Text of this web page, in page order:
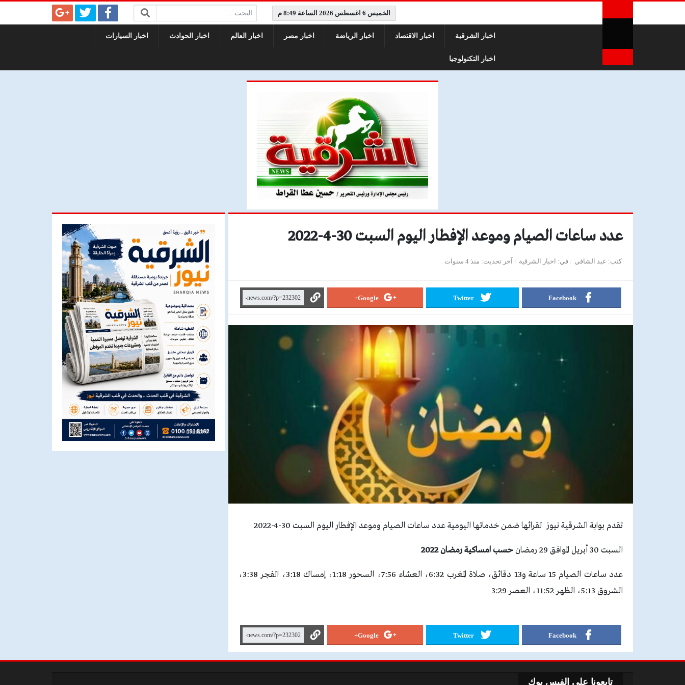
الخميس 6 اغسطس 2026 الساعة 8:49 م البحث:
اخبار الشرقية اخبار الاقتصاد اخبار الرياضة اخبار مصر اخبار العالم اخبار الحوادث اخبار السيارات
اخبار التكنولوجيا
عدد ساعات الصيام وموعد الإفطار اليوم السبت 30-4-2022
كتب عبد الشافي في اخبار الشرقية آخر تحديث منذ 4 سنوات
Facebook
Twitter
Google+
تقدم بوابة الشرقية نيوز لقرائها ضمن خدماتها اليومية عدد ساعات الصيام وموعد الإفطار اليوم السبت 30-4-2022
السبت 30 أبريل الموافق 29 رمضان حسب امساكية رمضان 2022
عدد ساعات الصيام 15 ساعة و13 دقائق، صلاة المغرب 6:32، العشاء 7:56، السحور 1:18، إمساك 3:18، الفجر 3:38،
الشروق 5:13، الظهر 11:52، العصر 3:29
Facebook
Twitter
Google+
تابعونا علي الفيس بوك